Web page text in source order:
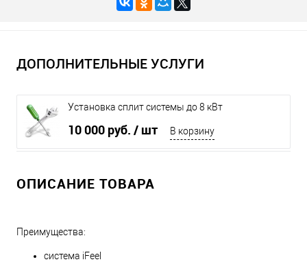
ДОПОЛНИТЕЛЬНЫЕ УСЛУГИ
Установка сплит системы до 8 кВт
10 000 руб. / шт В корзину
ОПИСАНИЕ ТОВАРА
Преимущества:
система iFeel